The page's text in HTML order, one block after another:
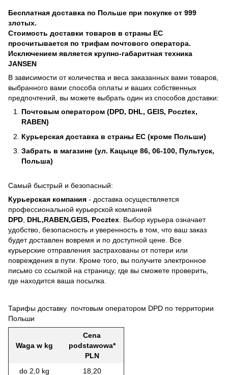
Бесплатная доставка по Польше при покупке от 999
злотых.
Стоимость доставки товаров в страны ЕС
просчитывается по трифам почтового оператора.
Исключением является крупно-габаритная техника
JANSEN
В зависимости от количества и веса заказанных вами товаров,
выбранного вами способа оплаты и ваших собственных
предпочтений, вы можете выбрать один из способов доставки:
Почтовым оператором (DPD, DHL, GEIS, Pocztex,
RABEN)
Курьерская доставка в страны ЕС (кроме Польши)
Забрать в магазине (ул. Кацыце 86, 06-100, Пультуск,
Польша)
Самый быстрый и безопасный:
Курьерская компания - доставка осуществляется
профессиональной курьерской компанией
DPD, DHL,RABEN,GEIS, Pocztex. Выбор курьера означает
удобство, безопасность и уверенность в том, что ваш заказ
будет доставлен вовремя и по доступной цене. Все
курьерские отправления застрахованы от потери или
повреждения в пути. Кроме того, вы получите электронное
письмо со ссылкой на страницу, где вы сможете проверить,
где находится ваша посылка.
Тарифы доставку почтовым оператором DPD по территории
Польши
Waga w kg
Cena
podstawowa*
PLN
do 2,0 kg
18,20